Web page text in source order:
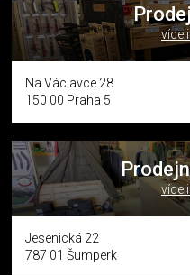
více
Na Václavce 28
150 00 Praha 5
více
Jesenická 22
787 01 Šumperk